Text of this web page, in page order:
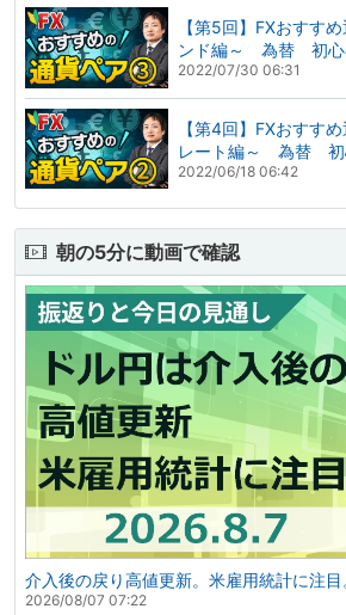
【第5回】FXおすす
ンド編～ 為替 初心
2022/07/30 06:31
【第4回】FXおすす
レート編～ 為替 初
2022/06/18 06:42
朝の5分に動画で確認
介入後の戻り高値更新。米雇用統計に注目
2026/08/07 07:22